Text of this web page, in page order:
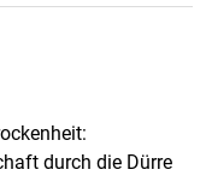
durch die Dürre